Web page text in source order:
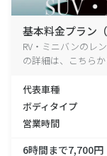
基本料金プラン（
RV・ミニバンのレ
の詳細は、こちら
代表車種
ボディタイプ
営業時間
6時間まで7,700円